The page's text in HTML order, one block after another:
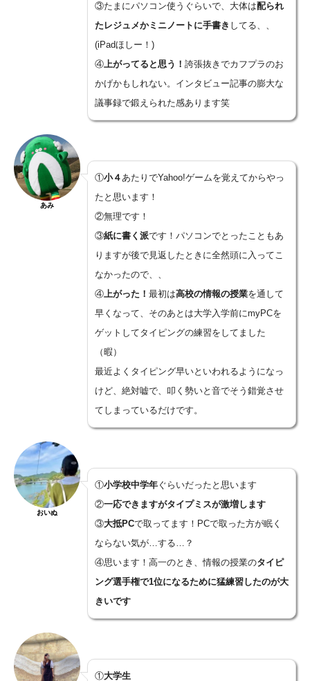
③たまにパソコン使うぐらいで、大体は配られ
たレジュメかミニノートに手書き してる、、
(iPadほしー！)
④ 上がってると思う！ 誇張抜きでカフプラのお
かげかもしれない。インタビュー記事の膨大な
議事録で鍛えられた感あります笑
あみ
①小４ あたりでYahoo!ゲームを覚えてからやっ
たと思います！
②無理です！
③紙に書く派です！パソコンでとったこともあ
りますが後で見返したときに全然頭に入ってこ
なかったので、、
④ 上がった！ 最初は高校の情報の授業を通して
早くなって、そのあとは大学入学前にmyPCを
ゲットしてタイピングの練習をしてました
（暇）
最近よくタイピング早いといわれるようになっ
けど、絶対嘘で、叩く勢いと音でそう錯覚させ
てしまっているだけです。
おいぬ
①小学校中学年 ぐらいだったと思います
②一応できますがタイプミスが激増します
③大抵PCで取ってます！PCで取った方が眠く
ならない気が…する…？
④思います！高一のとき、情報の授業のタイピ
ング選手権で1位になるために猛練習したのが大
きいです
①大学生